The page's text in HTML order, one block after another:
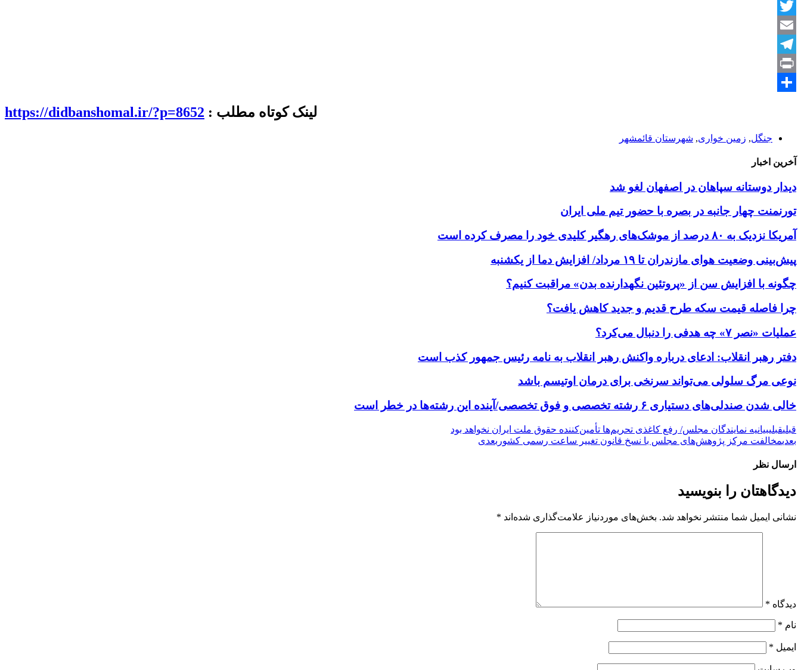
Facebook
Twitter
Email
Telegram
Print
لینک کوتاه مطلب : https://didbanshomal.ir/?p=8652
جنگل, زمین خواری, شهرستان قائمشهر
آخرین اخبار
دیدار دوستانه سپاهان در اصفهان لغو شد
تورنمنت چهار جانبه در بصره با حضور تیم ملی ایران
آمریکا نزدیک به ۸۰ درصد از موشک‌های رهگیر کلیدی خود را مصرف کرده است
پیش‌بینی وضعیت هوای مازندران تا ۱۹ مرداد/ افزایش دما از یکشنبه
چگونه با افزایش سن از «پروتئین نگهدارنده بدن» مراقبت کنیم؟
چرا فاصله قیمت سکه طرح قدیم و جدید کاهش یافت؟
عملیات «نصر ۷» چه هدفی را دنبال می‌کرد؟
دفتر رهبر انقلاب: ادعای درباره واکنش رهبر انقلاب به نامه رئیس جمهور کذب است
نوعی مرگ سلولی می‌تواند سرنخی برای درمان اوتیسم باشد
خالی شدن صندلی‌های دستیاری ۶ رشته تخصصی و فوق تخصصی/آینده این رشته‌ها در خطر است
قبلیقبلیبیانیه نمایندگان مجلس/ رفع کاغذی تحریم‌ها تأمین‌کننده حقوق ملت ایران نخواهد بود
بعدیمخالفت مرکز پژوهش‌های مجلس با نسخ قانون تغییر ساعت رسمی کشور بعدی
ارسال نظر
دیدگاهتان را بنویسید
نشانی ایمیل شما منتشر نخواهد شد. بخش‌های موردنیاز علامت‌گذاری شده‌اند *
دیدگاه *
نام *
ایمیل *